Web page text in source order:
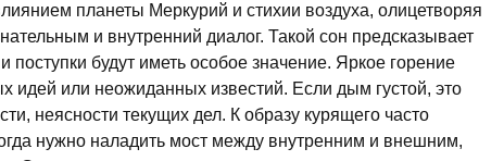
планеты Меркурий и стихии воздуха, олицетворяя
и внутренний диалог. Такой сон предсказывает
поступки будут иметь особое значение. Яркое горение
идей или неожиданных известий. Если дым густой, это
неясности текущих дел. К образу курящего часто
нужно наладить мост между внутренним и внешним,